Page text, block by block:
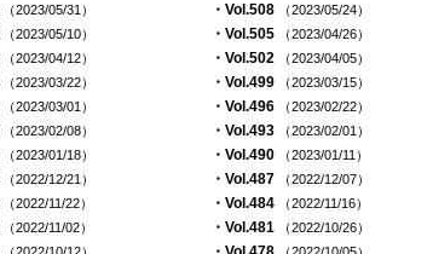
（2023/05/31） ・Vol.508 （2023/05/24）
（2023/05/10） ・Vol.505 （2023/04/26）
（2023/04/12） ・Vol.502 （2023/04/05）
（2023/03/22） ・Vol.499 （2023/03/15）
（2023/03/01） ・Vol.496 （2023/02/22）
（2023/02/08） ・Vol.493 （2023/02/01）
（2023/01/18） ・Vol.490 （2023/01/11）
（2022/12/21） ・Vol.487 （2022/12/07）
（2022/11/22） ・Vol.484 （2022/11/16）
（2022/11/02） ・Vol.481 （2022/10/26）